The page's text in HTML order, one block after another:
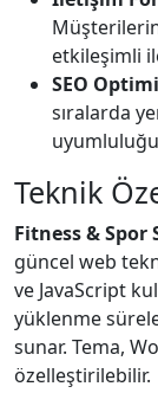
etkileşimli
SEO
sıralarda
Teknik
Fitness & Spor
güncel web
ve JavaScript
yüklenme
sunar. Tema,
özelleştirilebilir.